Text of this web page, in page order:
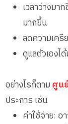
เวลาว่างมา
มากขึ้น
ลดความเครี
ดูแลตัวเองไ
อย่างไรก็ตาม ศูน
ประการ เช่น
ค่าใช้จ่าย: อ